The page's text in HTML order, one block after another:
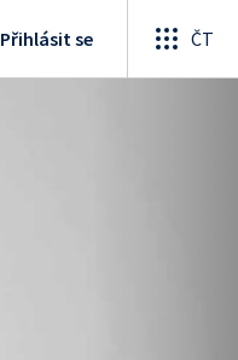
Přihlásit se ČT